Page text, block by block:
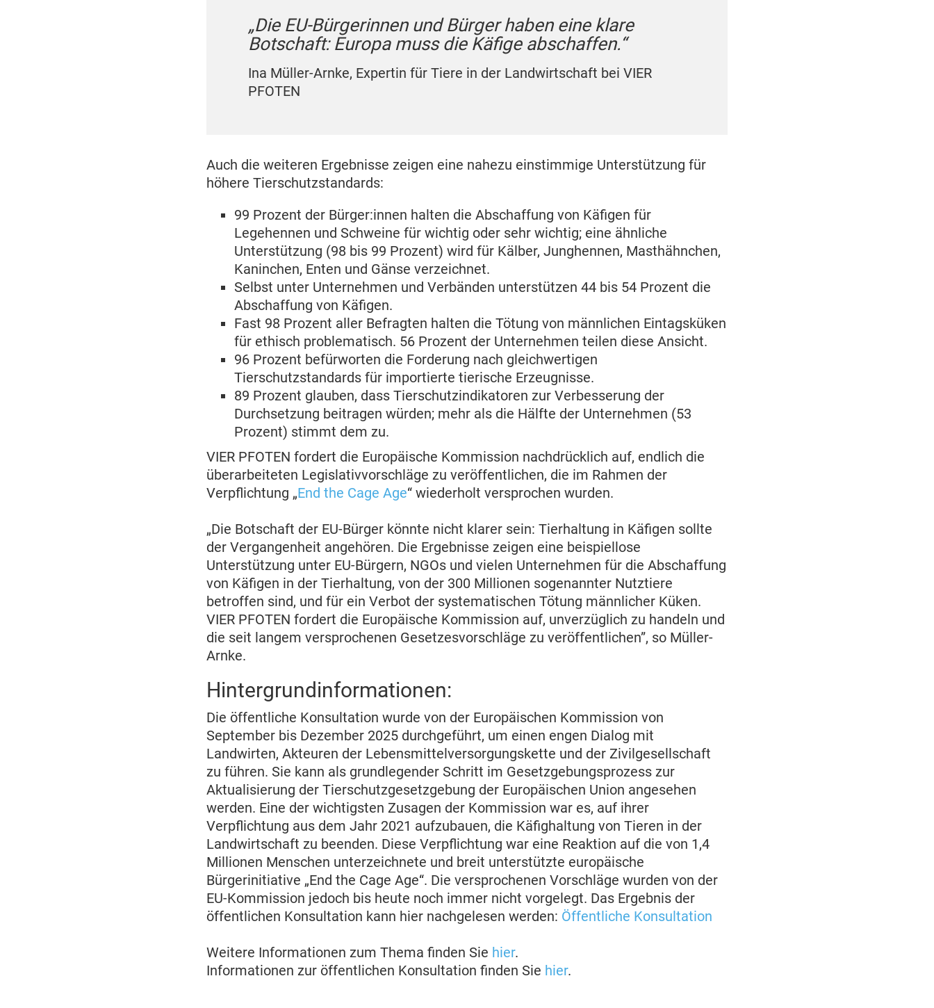
„Die EU-Bürgerinnen und Bürger haben eine klare
Botschaft: Europa muss die Käfige abschaffen.“
Ina Müller-Arnke, Expertin für Tiere in der Landwirtschaft bei VIER
PFOTEN
Auch die weiteren Ergebnisse zeigen eine nahezu einstimmige Unterstützung für
höhere Tierschutzstandards:
99 Prozent der Bürger:innen halten die Abschaffung von Käfigen für
Legehennen und Schweine für wichtig oder sehr wichtig; eine ähnliche
Unterstützung (98 bis 99 Prozent) wird für Kälber, Junghennen, Masthähnchen,
Kaninchen, Enten und Gänse verzeichnet.
Selbst unter Unternehmen und Verbänden unterstützen 44 bis 54 Prozent die
Abschaffung von Käfigen.
Fast 98 Prozent aller Befragten halten die Tötung von männlichen Eintagsküken
für ethisch problematisch. 56 Prozent der Unternehmen teilen diese Ansicht.
96 Prozent befürworten die Forderung nach gleichwertigen
Tierschutzstandards für importierte tierische Erzeugnisse.
89 Prozent glauben, dass Tierschutzindikatoren zur Verbesserung der
Durchsetzung beitragen würden; mehr als die Hälfte der Unternehmen (53
Prozent) stimmt dem zu.
VIER PFOTEN fordert die Europäische Kommission nachdrücklich auf, endlich die
überarbeiteten Legislativvorschläge zu veröffentlichen, die im Rahmen der
Verpflichtung „End the Cage Age“ wiederholt versprochen wurden.
„Die Botschaft der EU-Bürger könnte nicht klarer sein: Tierhaltung in Käfigen sollte
der Vergangenheit angehören. Die Ergebnisse zeigen eine beispiellose
Unterstützung unter EU-Bürgern, NGOs und vielen Unternehmen für die Abschaffung
von Käfigen in der Tierhaltung, von der 300 Millionen sogenannter Nutztiere
betroffen sind, und für ein Verbot der systematischen Tötung männlicher Küken.
VIER PFOTEN fordert die Europäische Kommission auf, unverzüglich zu handeln und
die seit langem versprochenen Gesetzesvorschläge zu veröffentlichen”, so Müller-
Arnke.
Hintergrundinformationen:
Die öffentliche Konsultation wurde von der Europäischen Kommission von
September bis Dezember 2025 durchgeführt, um einen engen Dialog mit
Landwirten, Akteuren der Lebensmittelversorgungskette und der Zivilgesellschaft
zu führen. Sie kann als grundlegender Schritt im Gesetzgebungsprozess zur
Aktualisierung der Tierschutzgesetzgebung der Europäischen Union angesehen
werden. Eine der wichtigsten Zusagen der Kommission war es, auf ihrer
Verpflichtung aus dem Jahr 2021 aufzubauen, die Käfighaltung von Tieren in der
Landwirtschaft zu beenden. Diese Verpflichtung war eine Reaktion auf die von 1,4
Millionen Menschen unterzeichnete und breit unterstützte europäische
Bürgerinitiative „End the Cage Age“. Die versprochenen Vorschläge wurden von der
EU-Kommission jedoch bis heute noch immer nicht vorgelegt. Das Ergebnis der
öffentlichen Konsultation kann hier nachgelesen werden: Öffentliche Konsultation
Weitere Informationen zum Thema finden Sie hier.
Informationen zur öffentlichen Konsultation finden Sie hier.